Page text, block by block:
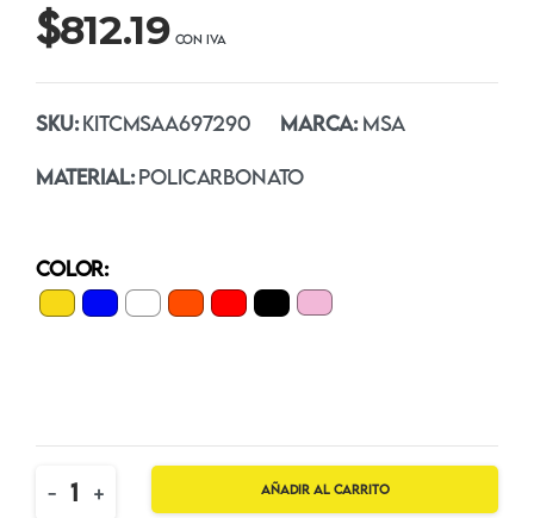
$812.19
SKU: KITCMSAA697290 MARCA: MSA
MATERIAL: Policarbonato
COLOR:
Quantity
- + Añadir al carrito